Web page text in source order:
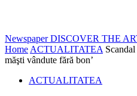
Newspaper DISCOVER THE
Home ACTUALITATEA
măşti vândute fără bon’
ACTUALITATEA